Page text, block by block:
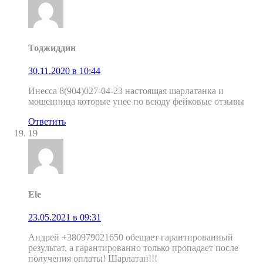
Тоджиддин
30.11.2020 в 10:44
Инесса 8(904)027-04-23 настоящая шарлатанка и
мошенница которые унее по всюду фейковые отзывы
Ответить
19
Ele
23.05.2021 в 09:31
Андрей +380979021650 обещает гарантированный
результат, а гарантированно только пропадает после
получения оплаты! Шарлатан!!!